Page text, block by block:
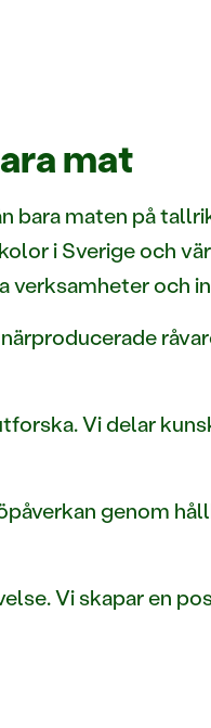
mat
maten på
i Sverige och
verksamheter och
Vi delar
genom
Vi skapar en